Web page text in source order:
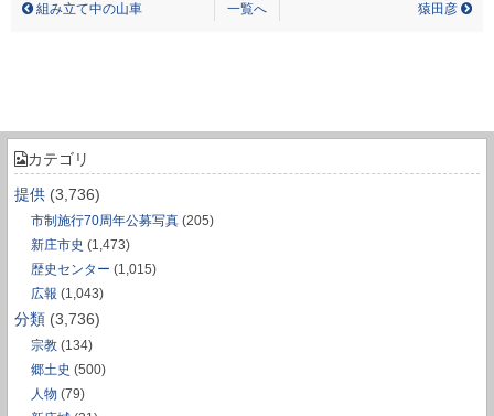
カテゴリ
提供 (3,736)
市制施行70周年公募写真 (205)
新庄市史 (1,473)
歴史センター (1,015)
広報 (1,043)
分類 (3,736)
宗教 (134)
郷土史 (500)
人物 (79)
組み立て中の山車 一覧へ 猿田彦